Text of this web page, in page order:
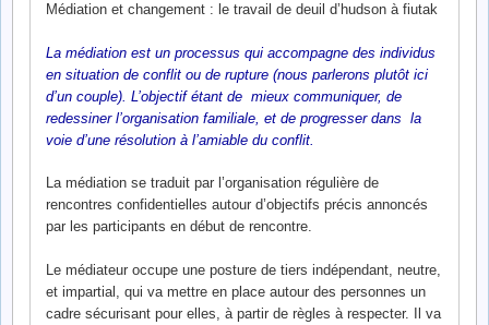
Médiation et changement : le travail de deuil d’hudson à fiutak
La médiation est un processus qui accompagne des individus
en situation de conflit ou de rupture (nous parlerons plutôt ici
d’un couple). L’objectif étant de mieux communiquer, de
redessiner l’organisation familiale, et de progresser dans la
voie d’une résolution à l’amiable du conflit.
La médiation se traduit par l’organisation régulière de
rencontres confidentielles autour d’objectifs précis annoncés
par les participants en début de rencontre.
Le médiateur occupe une posture de tiers indépendant, neutre,
et impartial, qui va mettre en place autour des personnes un
cadre sécurisant pour elles, à partir de règles à respecter. Il va